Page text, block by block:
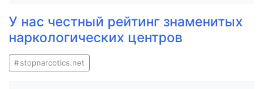
У нас честный рейтинг знаменитых
наркологических центров
stopnarcotics.net